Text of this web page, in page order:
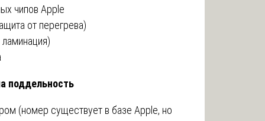
чипов Apple
от перегрева)
поддельность
(номер существует в базе Apple, но